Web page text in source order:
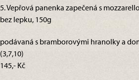
5. Vepřová panenka zapečená s
bez lepku, 150g
podávaná s bramborovými hranolky a
(3,7,10)
145,- Kč